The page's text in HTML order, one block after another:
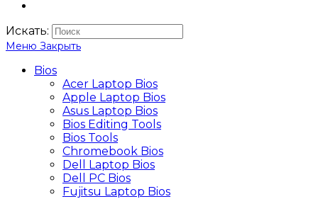
Искать:
Меню Закрыть
Bios
Acer Laptop Bios
Apple Laptop Bios
Asus Laptop Bios
Bios Editing Tools
Bios Tools
Chromebook Bios
Dell Laptop Bios
Dell PC Bios
Fujitsu Laptop Bios